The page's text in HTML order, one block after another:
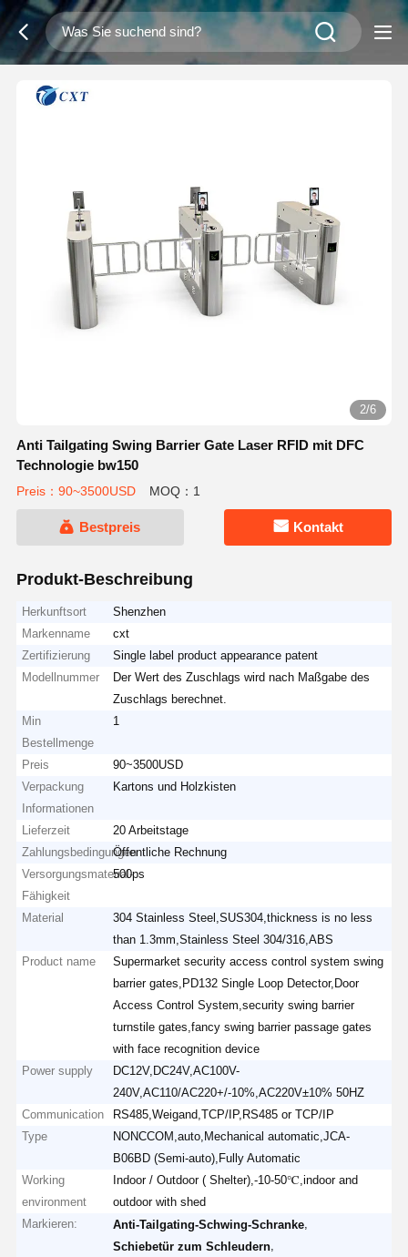
3/6
Anti Tailgating Swing Barrier Gate Laser RFID mit DFC
Technologie bw150
Preis：90~3500USD MOQ：1
Bestpreis Kontakt
Produkt-Beschreibung
Herkunftsort
Shenzhen
Markenname
cxt
Zertifizierung
Single label product appearance patent
Modellnummer
Der Wert des Zuschlags wird nach Maßgabe des
Zuschlags berechnet.
Min
Bestellmenge
1
Preis
90~3500USD
Verpackung
Informationen
Kartons und Holzkisten
Lieferzeit
20 Arbeitstage
ZahlungsbedingungenÖffentliche Rechnung
Versorgungsmaterial-
Fähigkeit
500ps
Material
304 Stainless Steel,SUS304,thickness is no less
than 1.3mm,Stainless Steel 304/316,ABS
Product name
Supermarket security access control system swing
barrier gates,PD132 Single Loop Detector,Door
Access Control System,security swing barrier
turnstile gates,fancy swing barrier passage gates
with face recognition device
Power supply
DC12V,DC24V,AC100V-
240V,AC110/AC220+/-10%,AC220V±10% 50HZ
Communication
RS485,Weigand,TCP/IP,RS485 or TCP/IP
Type
NONCCOM,auto,Mechanical automatic,JCA-
B06BD (Semi-auto),Fully Automatic
Working
environment
Indoor / Outdoor ( Shelter),-10-50℃,indoor and
outdoor with shed
Markieren:
Anti-Tailgating-Schwing-Schranke
Schiebetür zum Schleudern